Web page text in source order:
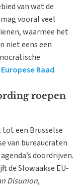
van wat de
vooral veel
waarmee het
niet eens een
Europese Raad.
roepen
een Brusselse
van bureaucraten
doordrijven.
de Slowaakse EU-
Disunion,